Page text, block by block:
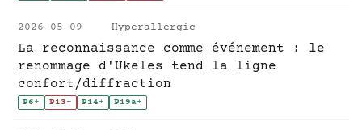
2026-05-09 Hyperallergic
La reconnaissance comme événement : le
renommage d'Ukeles tend la ligne
confort/diffraction
P6+ P13- P14+ P19a+